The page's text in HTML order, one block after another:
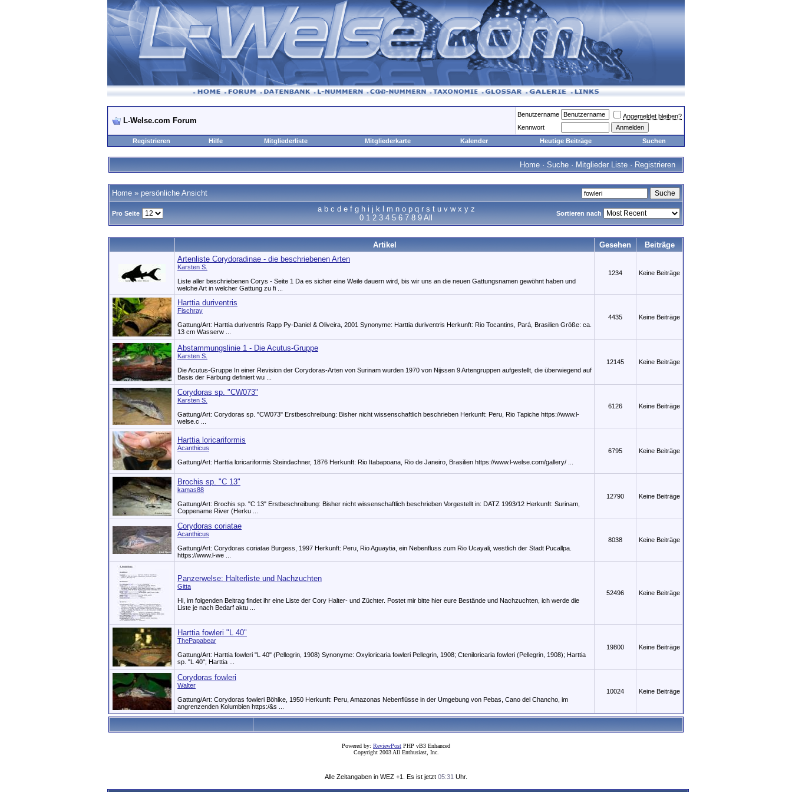
L-Welse.com Forum
Benutzername
Angemeldet bleiben?
Kennwort
Registrieren
Hilfe Mitgliederliste Mitgliederkarte Kalender Heutige Beiträge Suchen
Home · Suche · Mitglieder Liste · Registrieren
Home » persönliche Ansicht
Pro Seite a b c d e f g h i j k m n o p q r s t u v w x y z
0 1 2 3 4 5 6 7 8 9 All Sortieren nach
Artikel Gesehen
Beiträge
Artenliste Corydoradinae - die beschriebenen Arten
Karsten S.
Liste aller beschriebenen Corys - Seite 1 Da es sicher eine Weile dauern wird, bis wir uns an die neuen Gattungsnamen gewöhnt haben und
welche Art in welcher Gattung zu fi ...
1234 Keine Beiträge
Harttia duriventris
Fischray
Gattung/Art: Harttia duriventris Rapp Py-Daniel & Oliveira, 2001 Synonyme: Harttia duriventris Herkunft: Rio Tocantins, Pará, Brasilien Größe: ca.
13 cm Wasserw ...
4435 Keine Beiträge
Abstammungslinie 1 - Die Acutus-Gruppe
Karsten S.
Die Acutus-Gruppe In einer Revision der Corydoras-Arten von Surinam wurden 1970 von Nijssen 9 Artengruppen aufgestellt, die überwiegend auf
Basis der Färbung definiert wu ...
12145 Keine Beiträge
Corydoras sp. "CW073"
Karsten S.
Gattung/Art: Corydoras sp. "CW073" Erstbeschreibung: Bisher nicht wissenschaftlich beschrieben Herkunft: Peru, Rio Tapiche https:­/­/www­.l-
welse­.c ...
6126 Keine Beiträge
Harttia loricariformis
Acanthicus
Gattung/Art: Harttia loricariformis Steindachner, 1876 Herkunft: Rio Itabapoana, Rio de Janeiro, Brasilien https:­/­/www­.l-welse­.com­/gallery­/ ...
6795 Keine Beiträge
Brochis sp. "C 13"
kamas88
Gattung/Art: Brochis sp. "C 13" Erstbeschreibung: Bisher nicht wissenschaftlich beschrieben Vorgestellt in: DATZ 1993/12 Herkunft: Surinam,
Coppename River (Herku ...
12790 Keine Beiträge
Corydoras coriatae
Acanthicus
Gattung/Art: Corydoras coriatae Burgess, 1997 Herkunft: Peru, Rio Aguaytia, ein Nebenfluss zum Rio Ucayali, westlich der Stadt Pucallpa.
https:­/­/www­.l-we ...
8038 Keine Beiträge
Panzerwelse: Halterliste und Nachzuchten
Gitta
Hi, im folgenden Beitrag findet ihr eine Liste der Cory Halter- und Züchter. Postet mir bitte hier eure Bestände und Nachzuchten, ich werde die
Liste je nach Bedarf aktu ...
52496 Keine Beiträge
Harttia fowleri "L 40"
ThePapabear
Gattung/Art: Harttia fowleri "L 40" (Pellegrin, 1908) Synonyme: Oxyloricaria fowleri Pellegrin, 1908; Cteniloricaria fowleri (Pellegrin, 1908); Harttia
sp. "L 40"; Harttia ...
19800 Keine Beiträge
Corydoras fowleri
Walter
Gattung/Art: Corydoras fowleri Böhlke, 1950 Herkunft: Peru, Amazonas Nebenflüsse in der Umgebung von Pebas, Cano del Chancho, im
angrenzenden Kolumbien https:­/&s ...
10024 Keine Beiträge
Powered by: ReviewPost PHP vB3 Enhanced
Copyright 2003 All Enthusiast, Inc.
Alle Zeitangaben in WEZ +1. Es ist jetzt 05:31 Uhr.